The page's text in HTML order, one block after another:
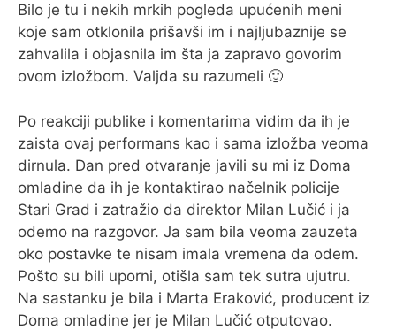
Bilo je tu i nekih mrkih pogleda upućenih meni
koje sam otklonila prišavši im i najljubaznije se
zahvalila i objasnila im šta ja zapravo govorim
ovom izložbom. Valjda su razumeli 🙂
Po reakciji publike i komentarima vidim da ih je
zaista ovaj performans kao i sama izložba veoma
dirnula. Dan pred otvaranje javili su mi iz Doma
omladine da ih je kontaktirao načelnik policije
Stari Grad i zatražio da direktor Milan Lučić i ja
odemo na razgovor. Ja sam bila veoma zauzeta
oko postavke te nisam imala vremena da odem.
Pošto su bili uporni, otišla sam tek sutra ujutru.
Na sastanku je bila i Marta Eraković, producent iz
Doma omladine jer je Milan Lučić otputovao.